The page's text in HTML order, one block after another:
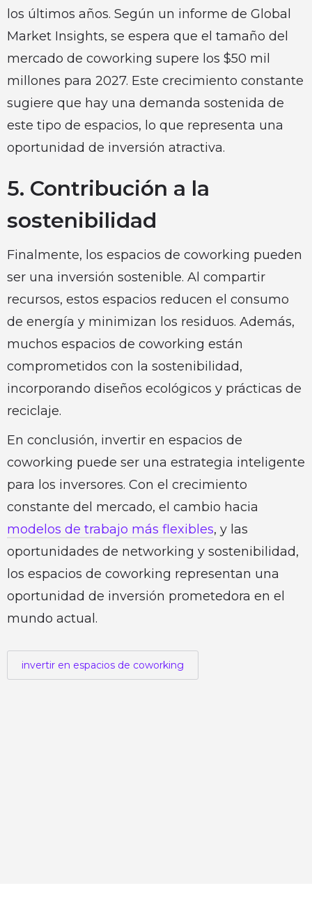
los últimos años. Según un informe de Global
Market Insights, se espera que el tamaño del
mercado de coworking supere los $50 mil
millones para 2027. Este crecimiento constante
sugiere que hay una demanda sostenida de
este tipo de espacios, lo que representa una
oportunidad de inversión atractiva.
5. Contribución a la
sostenibilidad
Finalmente, los espacios de coworking pueden
ser una inversión sostenible. Al compartir
recursos, estos espacios reducen el consumo
de energía y minimizan los residuos. Además,
muchos espacios de coworking están
comprometidos con la sostenibilidad,
incorporando diseños ecológicos y prácticas de
reciclaje.
En conclusión, invertir en espacios de
coworking puede ser una estrategia inteligente
para los inversores. Con el crecimiento
constante del mercado, el cambio hacia
modelos de trabajo más flexibles, y las
oportunidades de networking y sostenibilidad,
los espacios de coworking representan una
oportunidad de inversión prometedora en el
mundo actual.
invertir en espacios de coworking